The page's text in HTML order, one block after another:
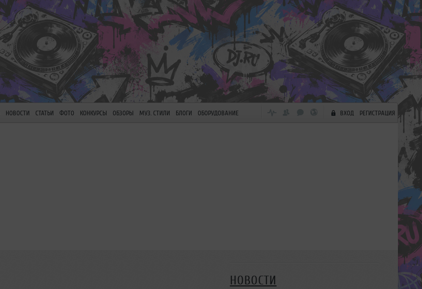
НОВОСТИ СТАТЬИ ФОТО КОНКУРСЫ ОБЗОРЫ МУЗ. СТИЛИ БЛОГИ ОБОРУДОВАНИЕ ВХОД РЕГИСТРАЦИЯ
НОВОСТИ